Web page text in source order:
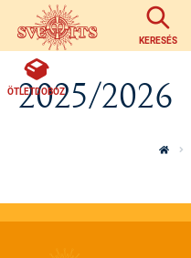
Ugrás a tartalomra
KERESÉS
ÖTLETDOBOZ
2025/2026